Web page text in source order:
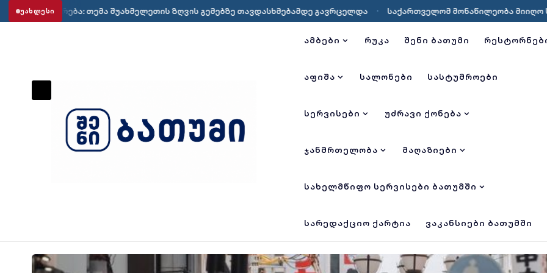
ᲣᲐᲮᲚᲔᲡᲘზღვის გემებზე თავდასხმებამდე გავრცელდა · საქართველომ მონაწილეობა მიიღო საზღვაო სწავლებაში Sea
ᲐᲛᲑᲔᲑᲘ ᲠᲣᲙᲐ ᲨᲔᲜᲘ ᲑᲐᲗᲣᲛᲘ
ᲐᲤᲘᲨᲐ ᲡᲐᲚᲝᲜᲔᲑᲘ ᲡᲐᲡᲢᲣᲛᲠᲝᲔᲑᲘ
ᲡᲔᲠᲕᲘᲡᲔᲑᲘ ᲣᲫᲠᲐᲕᲘ ᲥᲝᲜᲔᲑᲐ
ᲯᲐᲜᲛᲠᲗᲔᲚᲝᲑᲐ ᲛᲐᲦᲐᲖᲘᲔᲑᲘ
ᲡᲐᲮᲔᲚᲛᲬᲘᲤᲝ ᲡᲔᲠᲕᲘᲡᲔᲑᲘ ᲑᲐᲗᲣᲛᲨᲘ
ᲡᲐᲠᲔᲓᲐᲥᲪᲘᲝ ᲥᲐᲠᲢᲘᲐ ᲕᲐᲙᲐᲜᲡᲘᲔᲑᲘ ᲑᲐᲗᲣᲛᲨᲘ